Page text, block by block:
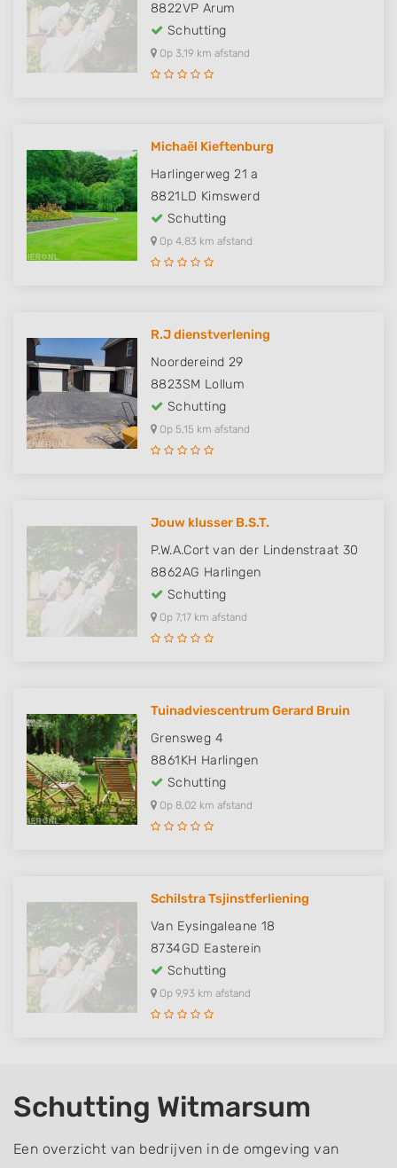
8822VP Arum
Schutting
Op 3,19 km afstand
Michaël Kieftenburg
Harlingerweg 21 a
8821LD Kimswerd
Schutting
Op 4,83 km afstand
R.J dienstverlening
Noordereind 29
8823SM Lollum
Schutting
Op 5,15 km afstand
Jouw klusser B.S.T.
P.W.A.Cort van der Lindenstraat 30
8862AG Harlingen
Schutting
Op 7,17 km afstand
Tuinadviescentrum Gerard Bruin
Grensweg 4
8861KH Harlingen
Schutting
Op 8,02 km afstand
Schilstra Tsjinstferliening
Van Eysingaleane 18
8734GD Easterein
Schutting
Op 9,93 km afstand
Schutting Witmarsum
Een overzicht van bedrijven in de omgeving van